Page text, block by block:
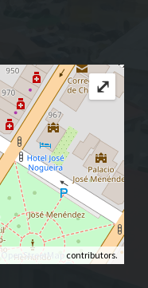
OpenStreetMap contributors.
⤢